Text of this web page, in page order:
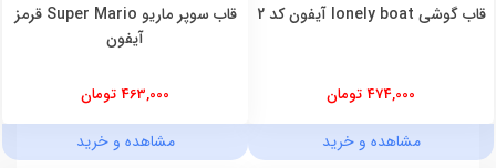
قاب گوشی lonely boat آیفون کد 2
474,000 تومان
مشاهده و خرید
قاب سوپر ماریو Super Mario قرمز
آیفون
463,000 تومان
مشاهده و خرید